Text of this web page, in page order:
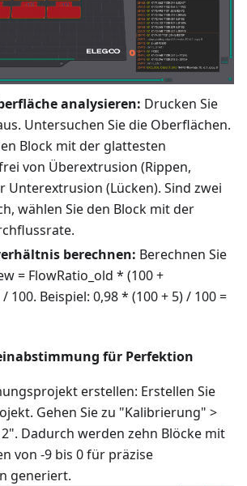
analysieren: Drucken Sie
Untersuchen Sie die Oberflächen.
Block mit der glattesten
von Überextrusion (Rippen,
Unterextrusion (Lücken). Sind zwei
wählen Sie den Block mit der
berechnen: Berechnen Sie
= FlowRatio_old * (100 +
100. Beispiel: 0,98 * (100 + 5) / 100 =
für Perfektion
erstellen: Erstellen Sie
Gehen Sie zu "Kalibrierung" >
Dadurch werden zehn Blöcke mit
von -9 bis 0 für präzise
generiert.